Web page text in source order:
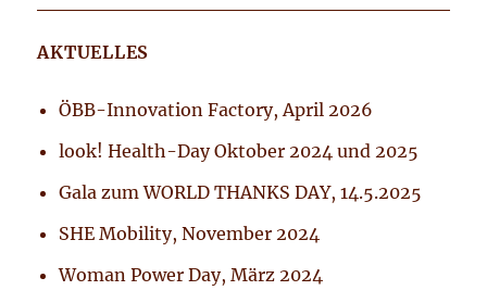
AKTUELLES
ÖBB-Innovation Factory, April 2026
look! Health-Day Oktober 2024 und 2025
Gala zum WORLD THANKS DAY, 14.5.2025
SHE Mobility, November 2024
Woman Power Day, März 2024